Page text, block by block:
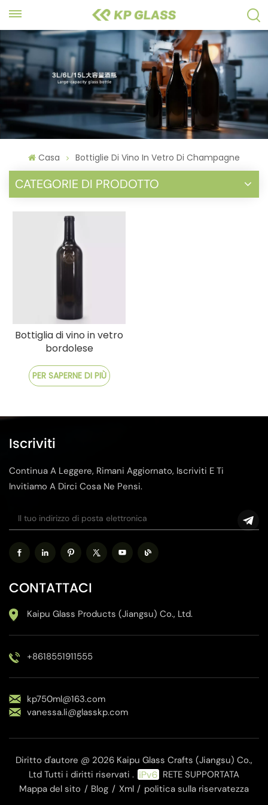
Casa Bottiglie Di Vino In Vetro Di Champagne
CATEGORIE DI PRODOTTO
Bottiglia di vino in vetro
bordolese
PER SAPERNE DI PIÙ
Iscriviti
Continua A Leggere, Rimani Aggiornato, Iscriviti E Ti
Invitiamo A Dirci Cosa Ne Pensi.
CONTATTACI
Kaipu Glass Products (Jiangsu) Co., Ltd.
+8618551911555
kp750ml@163.com
vanessa.li@glasskp.com
Diritto d'autore @ 2026 Kaipu Glass Crafts (Jiangsu) Co.,
Ltd Tutti i diritti riservati .
RETE SUPPORTATA
Mappa del sito / Blog / Xml / politica sulla riservatezza